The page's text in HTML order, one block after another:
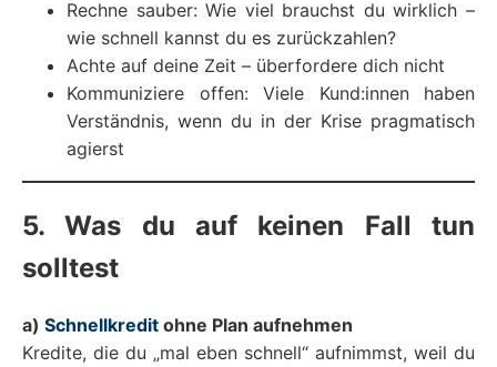
Rechne sauber: Wie viel brauchst du wirklich –
wie schnell kannst du es zurückzahlen?
Achte auf deine Zeit – überfordere dich nicht
Kommuniziere offen: Viele Kund:innen haben
Verständnis, wenn du in der Krise pragmatisch
agierst
5. Was du auf keinen Fall tun
solltest
a) Schnellkredit ohne Plan aufnehmen
Kredite, die du „mal eben schnell“ aufnimmst, weil du